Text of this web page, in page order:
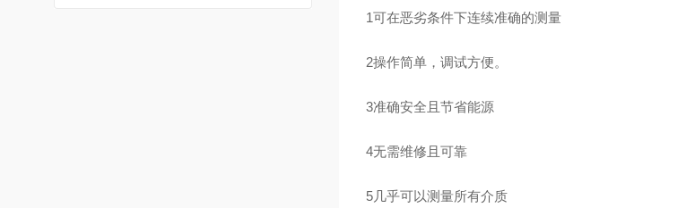
1可在恶劣条件下连续准确的测量
2操作简单，调试方便。
3准确安全且节省能源
4无需维修且可靠
5几乎可以测量所有介质